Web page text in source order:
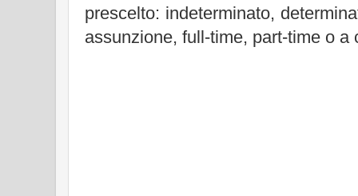
prescelto: indeterminato,
assunzione, full-time, part-time o a